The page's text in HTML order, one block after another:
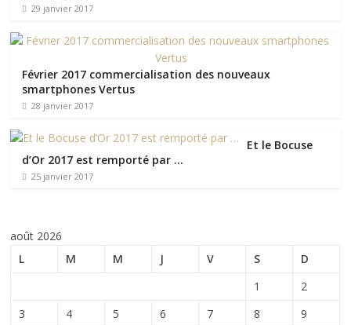
29 janvier 2017
Février 2017 commercialisation des nouveaux
smartphones Vertus
28 janvier 2017
Et le Bocuse
d’Or 2017 est remporté par …
25 janvier 2017
août 2026
L
M M J V S
D
1
2
3
4 5 6 7 8
9